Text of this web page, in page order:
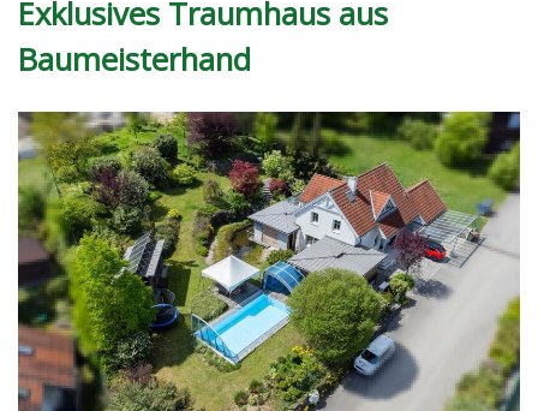
Exklusives Traumhaus aus
Baumeisterhand